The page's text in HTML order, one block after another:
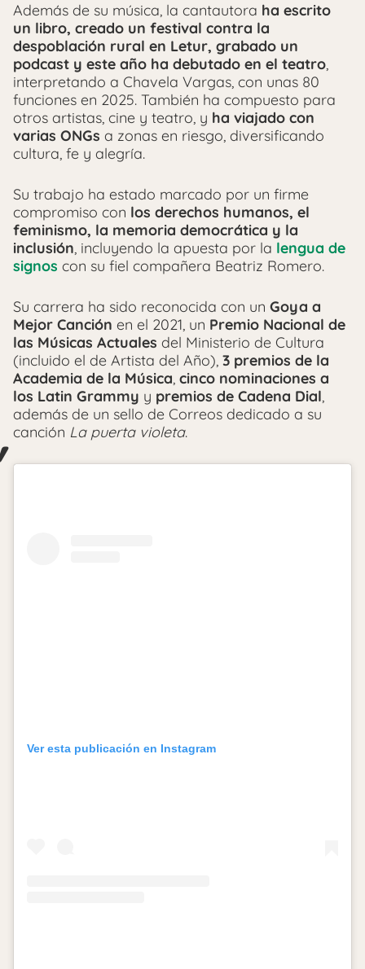
Además de su música, la cantautora ha escrito
un libro, creado un festival contra la
despoblación rural en Letur, grabado un
podcast y este año ha debutado en el teatro,
interpretando a Chavela Vargas, con unas 80
funciones en 2025. También ha compuesto para
otros artistas, cine y teatro, y ha viajado con
varias ONGs a zonas en riesgo, diversificando
cultura, fe y alegría.
Su trabajo ha estado marcado por un firme
compromiso con los derechos humanos, el
feminismo, la memoria democrática y la
inclusión, incluyendo la apuesta por la lengua de
signos con su fiel compañera Beatriz Romero.
Su carrera ha sido reconocida con un Goya a
Mejor Canción en el 2021, un Premio Nacional de
las Músicas Actuales del Ministerio de Cultura
(incluido el de Artista del Año), 3 premios de la
Academia de la Música, cinco nominaciones a
los Latin Grammy y premios de Cadena Dial,
además de un sello de Correos dedicado a su
canción La puerta violeta.
Ver esta publicación en Instagram